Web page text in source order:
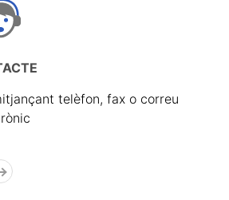
telèfon, fax o correu